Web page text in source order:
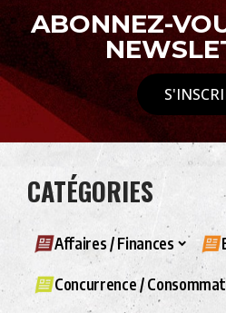
ABONNEZ-
CATÉGORIES
Affaires / Finances
Concurrence /